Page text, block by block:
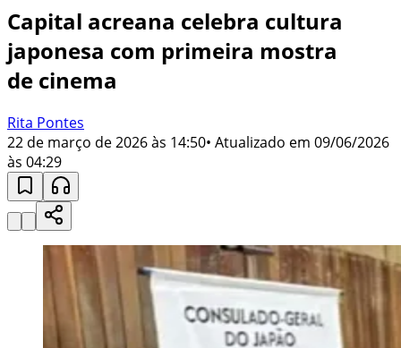
Capital acreana celebra cultura
japonesa com primeira mostra
de cinema
Rita Pontes
22 de março de 2026 às 14:50• Atualizado em 09/06/2026
às 04:29